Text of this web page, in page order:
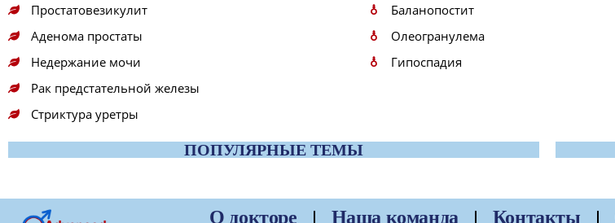
Простатовезикулит
Аденома простаты
Недержание мочи
Рак предстательной железы
Стриктура уретры
Баланопостит
Олеогранулема
Гипоспадия
ПОПУЛЯРНЫЕ ТЕМЫ
О докторе Наша команда Контакты